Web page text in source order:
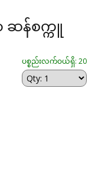
ဆန်စက္ကူ
ပစ္စည်းလက်ဝယ်ရှိ: 20